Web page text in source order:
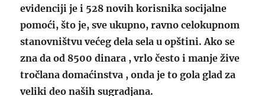
evidenciji je i 528 novih korisnika socijalne
pomoći, što je, sve ukupno, ravno celokupnom
stanovništvu većeg dela sela u opštini. Ako se
zna da od 8500 dinara , vrlo često i manje žive
tročlana domaćinstva , onda je to gola glad za
veliki deo naših sugradjana.